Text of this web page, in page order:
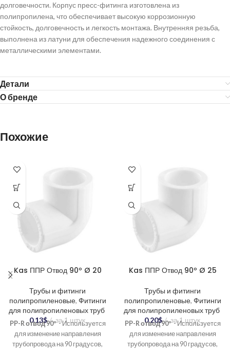
долговечности. Корпус пресс-фитинга изготовлена из
полипропилена, что обеспечивает высокую коррозионную
стойкость, долговечность и легкость монтажа. Внутренняя резьба,
выполнена из латуни для обеспечения надежного соединения с
металлическими элементами.
Детали
О бренде
Похожие
Kas ППР Отвод 90º Ø 20
Трубы и фитинги
полипропиленовые, Фитинги
для полипропиленовых труб
0.13$ за 1 штук
PP-R отвод 90º- Используется
для изменение направления
трубопровода на 90 градусов,
Kas ППР Отвод 90º Ø 25
Трубы и фитинги
полипропиленовые, Фитинги
для полипропиленовых труб
0.20$ за 1 штук
PP-R отвод 90º- Используется
для изменение направления
трубопровода на 90 градусов,